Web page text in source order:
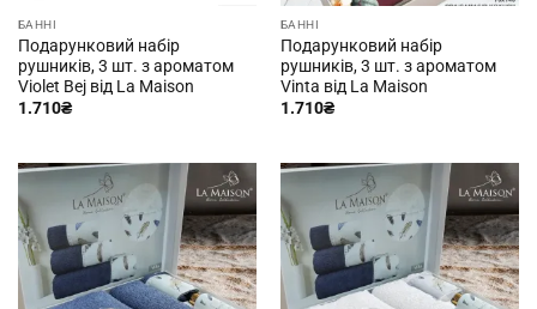
БАННІ
Подарунковий набір
рушників, 3 шт. з ароматом
Violet Bej від La Maison
1.710₴
БАННІ
Подарунковий набір
рушників, 3 шт. з ароматом
Vinta від La Maison
1.710₴